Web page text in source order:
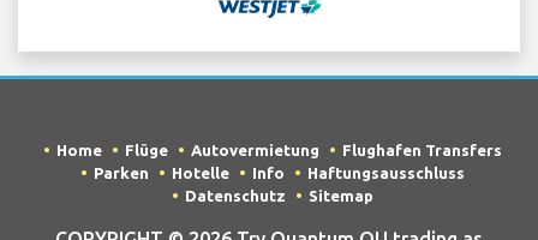
Home Flüge Autovermietung
Flughafen Transfers
Parken
Hotelle Info
Haftungsausschluss
Datenschutz
Sitemap